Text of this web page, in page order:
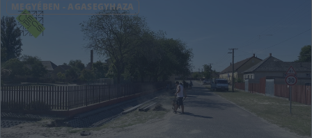
MEGYÉBEN - ÁGASEGYHÁZA